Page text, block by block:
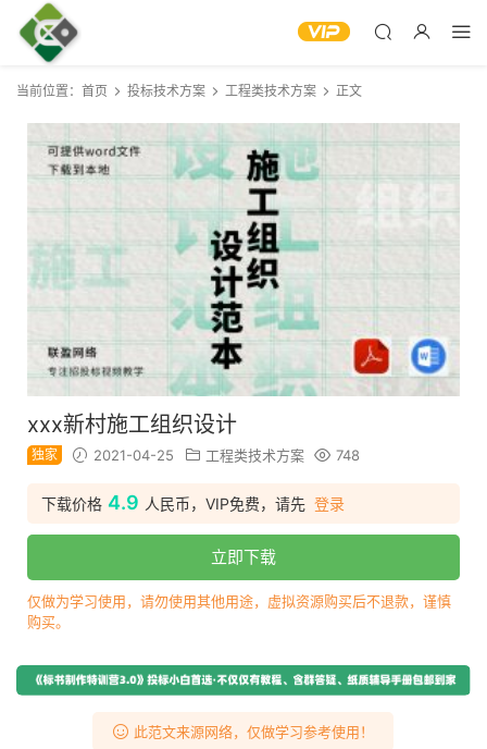
当前位置： 首页 投标技术方案 工程类技术方案 正文
xxx新村施工组织设计
独家 2021-04-25 工程类技术方案 748
下载价格 4.9 人民币，VIP免费，请先 登录
立即下载
仅做为学习使用，请勿使用其他用途，虚拟资源购买后不退款，谨慎
购买。
此范文来源网络，仅做学习参考使用！